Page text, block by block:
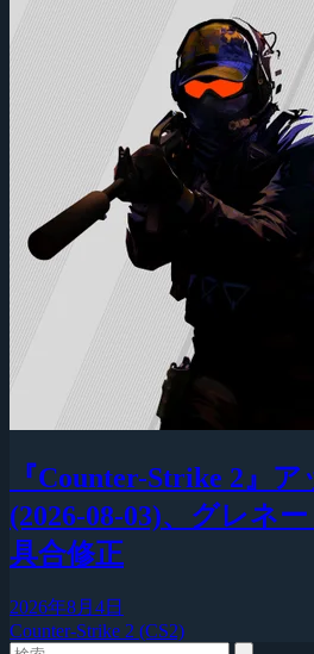
『Counter-Strike 2』
(2026-08-03)、グレネ
具合修正
2026年8月4日
Counter-Strike 2 (CS2)